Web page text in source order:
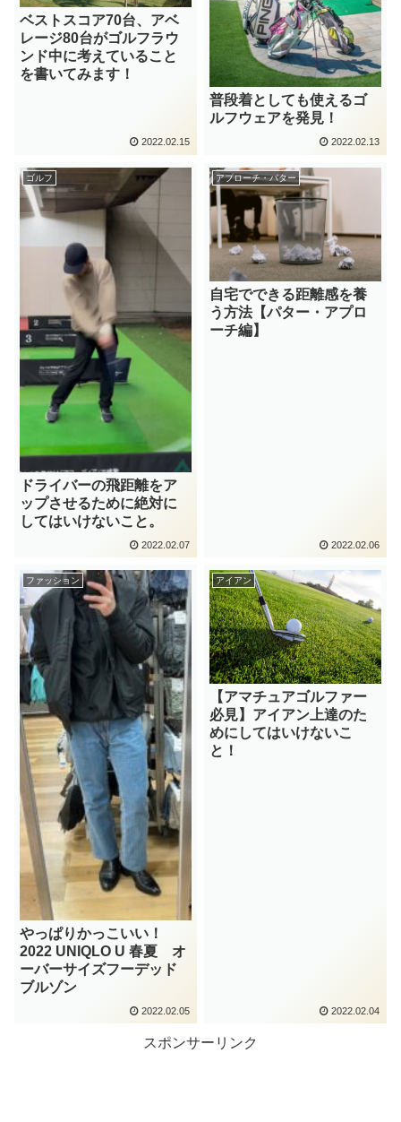
ベストスコア70台、アベ
レージ80台がゴルフラウ
ンド中に考えていること
を書いてみます！
2022.02.15
普段着としても使えるゴ
ルフウェアを発見！
2022.02.13
ゴルフ
ドライバーの飛距離をア
ップさせるために絶対に
してはいけないこと。
2022.02.07
アプローチ・パター
自宅でできる距離感を養
う方法【パター・アプロ
ーチ編】
2022.02.06
ファッション
やっぱりかっこいい！
2022 UNIQLO U 春夏 オ
ーバーサイズフーデッド
ブルゾン
2022.02.05
アイアン
【アマチュアゴルファー
必見】アイアン上達のた
めにしてはいけないこ
と！
2022.02.04
スポンサーリンク